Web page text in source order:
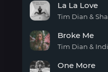
Life
Love
La La Love
Tim Dian &
Me
Broke Me
Tim Dian &
One More